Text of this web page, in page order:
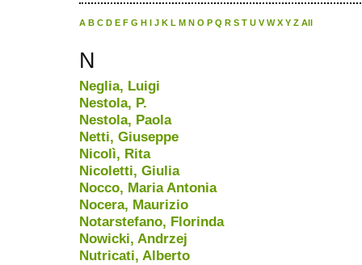
A B C D E F G H I J K L M N O P Q R S T U V W X Y Z All
N
Neglia, Luigi
Nestola, P.
Nestola, Paola
Netti, Giuseppe
Nicolì, Rita
Nicoletti, Giulia
Nocco, Maria Antonia
Nocera, Maurizio
Notarstefano, Florinda
Nowicki, Andrzej
Nutricati, Alberto